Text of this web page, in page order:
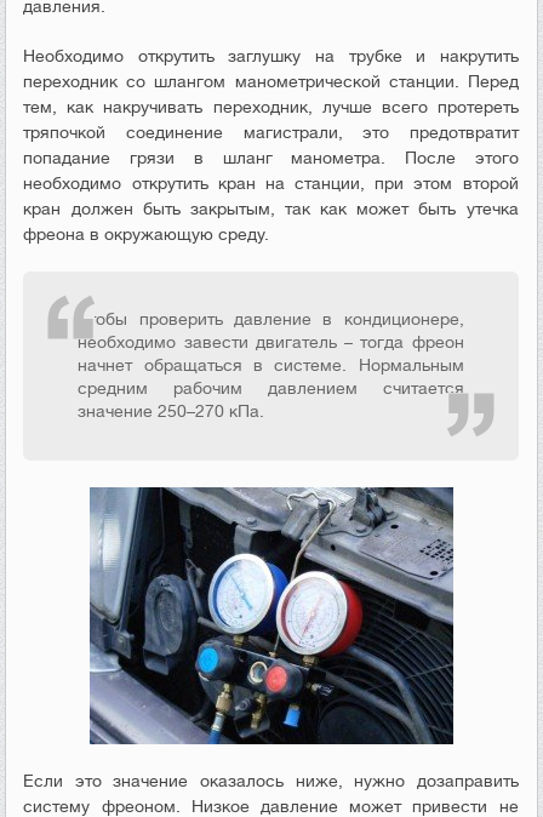
давления.
Необходимо открутить заглушку на трубке и накрутить
переходник со шлангом манометрической станции. Перед
тем, как накручивать переходник, лучше всего протереть
тряпочкой соединение магистрали, это предотвратит
попадание грязи в шланг манометра. После этого
необходимо открутить кран на станции, при этом второй
кран должен быть закрытым, так как может быть утечка
фреона в окружающую среду.
Чтобы проверить давление в кондиционере,
необходимо завести двигатель – тогда фреон
начнет обращаться в системе. Нормальным
средним рабочим давлением считается
значение 250–270 кПа.
Если это значение оказалось ниже, нужно дозаправить
систему фреоном. Низкое давление может привести не